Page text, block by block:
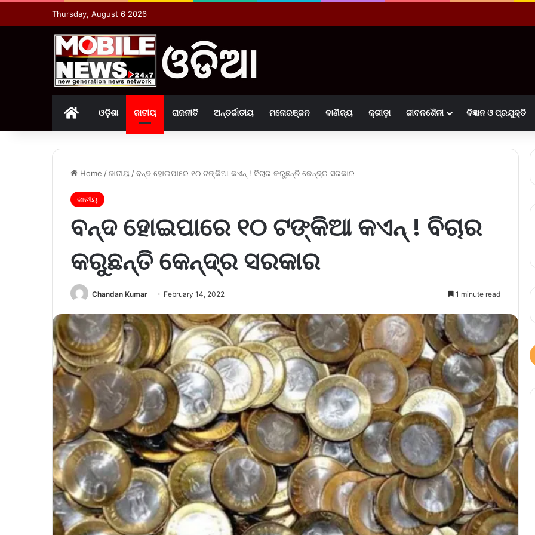
Thursday, August 6 2026
Homeଓଡ଼ିଶା ଜାତୀୟ ରାଜନୀତି ଅନ୍ତର୍ଜାତୀୟ ମନୋରଞ୍ଜନ ବାଣିଜ୍ୟ କ୍ରୀଡ଼ା ଜୀବନଶୈଳୀ ବିଜ୍ଞାନ ଓ ପ୍ରଯୁକ୍ତି
Home /ଜାତୀୟ /ବନ୍ଦ ହୋଇପାରେ ୧୦ ଟଙ୍କିଆ କଏନ୍ ! ବିଚାର କରୁଛନ୍ତି କେନ୍ଦ୍ର ସରକାର
ଜାତୀୟ
ବନ୍ଦ ହୋଇପାରେ ୧୦ ଟଙ୍କିଆ କଏନ୍ ! ବିଚାର
କରୁଛନ୍ତି କେନ୍ଦ୍ର ସରକାର
Chandan Kumar February 14, 2022 1 minute read